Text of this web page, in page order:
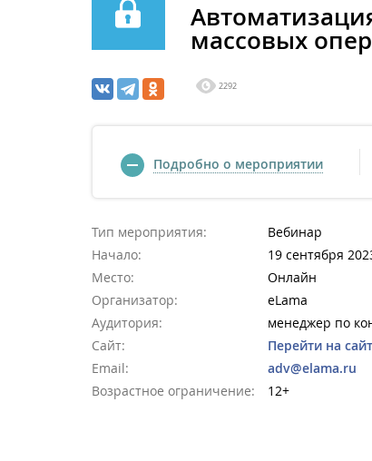
массовых
2292
Подробно о мероприятии
Тип мероприятия:
Вебинар
Начало:
19 сентября
Место:
Онлайн
Организатор:
eLama
Аудитория:
менеджер по
Сайт:
Перейти на
Email:
adv@elama.ru
Возрастное ограничение:
12+